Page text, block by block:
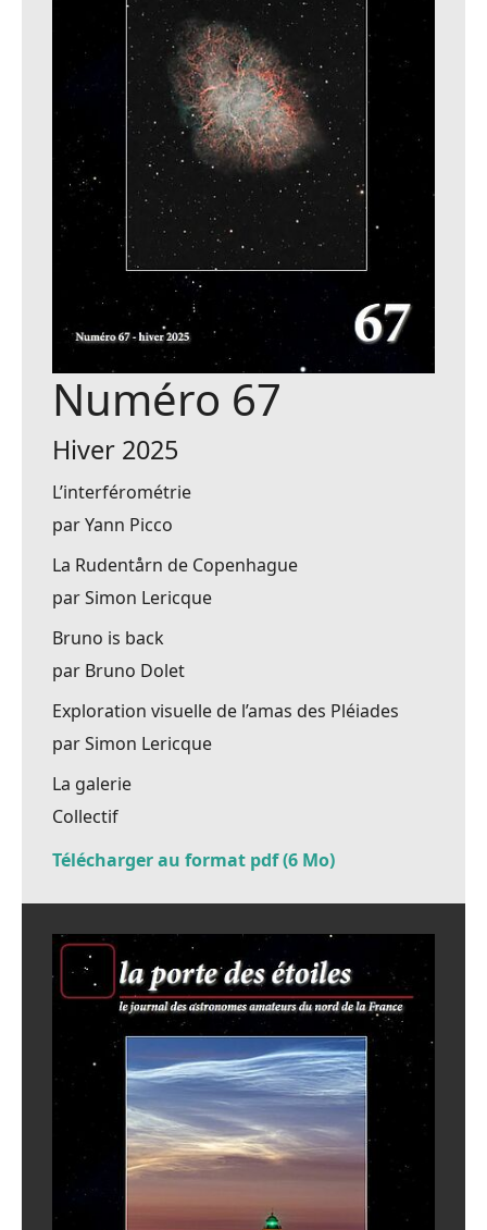
Numéro 67
Hiver 2025
L’interférométrie
par Yann Picco
La Rudentårn de Copenhague
par Simon Lericque
Bruno is back
par Bruno Dolet
Exploration visuelle de l’amas des Pléiades
par Simon Lericque
La galerie
Collectif
Télécharger au format pdf (6 Mo)